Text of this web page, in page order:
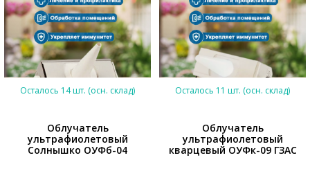
Осталось 14 шт. (осн. склад)
Облучатель
ультрафиолетовый
Солнышко ОУФб-04
Осталось 11 шт. (осн. склад)
Облучатель
ультрафиолетовый
кварцевый ОУФк-09 ГЗАС